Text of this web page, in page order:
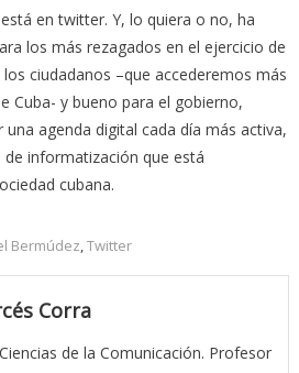
en twitter. Y, lo quiera o no, ha
los más rezagados en el ejercicio de
ciudadanos –que accederemos más
Cuba- y bueno para el gobierno,
agenda digital cada día más activa,
informatización que está
cubana.
Bermúdez,Twitter
Corra
de la Comunicación. Profesor